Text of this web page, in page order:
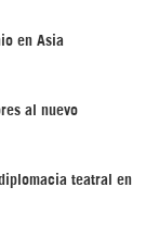
en Asia
al nuevo
teatral en